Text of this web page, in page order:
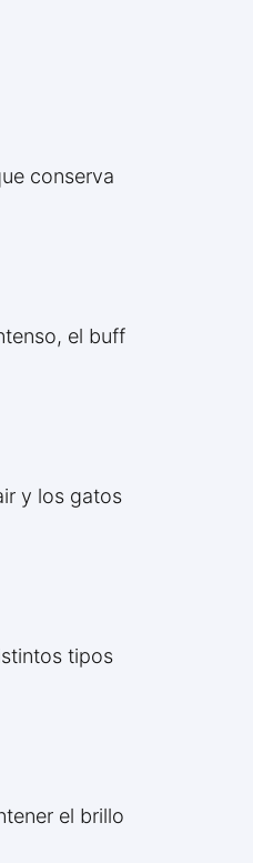
conserva
el buff
y los gatos
tipos
el brillo